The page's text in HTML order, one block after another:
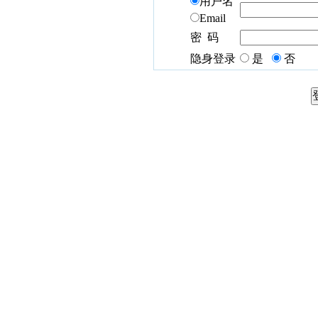
Email
密 码
隐身登录
是 否